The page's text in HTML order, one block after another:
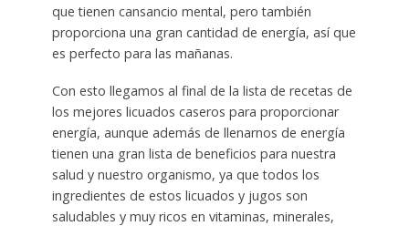
que tienen cansancio mental, pero también
proporciona una gran cantidad de energía, así que
es perfecto para las mañanas.
Con esto llegamos al final de la lista de recetas de
los mejores licuados caseros para proporcionar
energía, aunque además de llenarnos de energía
tienen una gran lista de beneficios para nuestra
salud y nuestro organismo, ya que todos los
ingredientes de estos licuados y jugos son
saludables y muy ricos en vitaminas, minerales,